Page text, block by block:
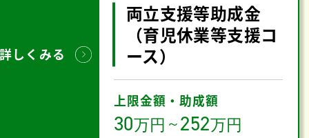
詳しくみる
両立支援等助成金
（育児休業等支援コ
ース）
上限金額・助成額
30万円 ～252万円